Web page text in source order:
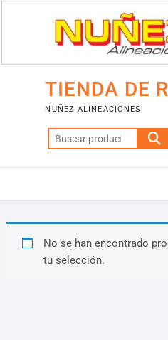
TIENDA DE
NUÑEZ ALINEACIONES
Buscar
por:
No se han encontrado
tu selección.